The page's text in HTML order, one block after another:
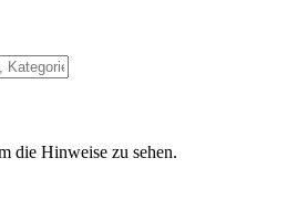
die Hinweise zu sehen.